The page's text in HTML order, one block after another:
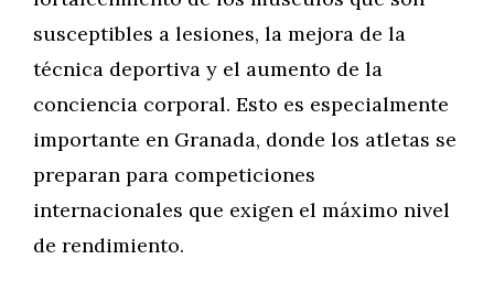
susceptibles a lesiones, la mejora de la
técnica deportiva y el aumento de la
conciencia corporal. Esto es especialmente
importante en Granada, donde los atletas se
preparan para competiciones
internacionales que exigen el máximo nivel
de rendimiento.